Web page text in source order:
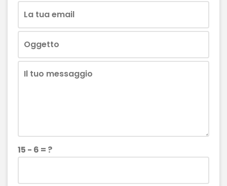
15 - 6 = ?